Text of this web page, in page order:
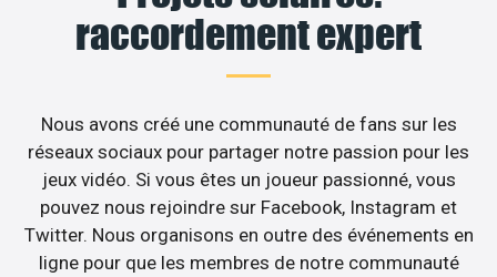
raccordement expert
Nous avons créé une communauté de fans sur les
réseaux sociaux pour partager notre passion pour les
jeux vidéo. Si vous êtes un joueur passionné, vous
pouvez nous rejoindre sur Facebook, Instagram et
Twitter. Nous organisons en outre des événements en
ligne pour que les membres de notre communauté